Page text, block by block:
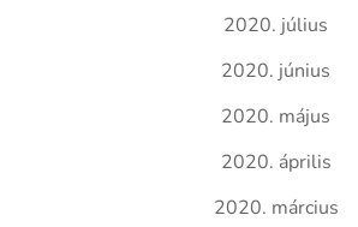
2020. július
2020. június
2020. május
2020. április
2020. március